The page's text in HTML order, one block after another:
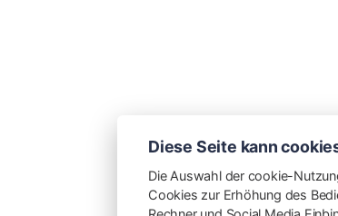
Diese Seite kann
Die Auswahl der cookie-
Cookies zur Erhöhung des